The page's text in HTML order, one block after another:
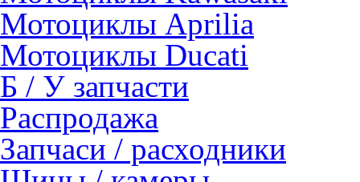
Мотоциклы Aprilia
Мотоциклы Ducati
Б / У запчасти
Распродажа
Запчаси / расходники